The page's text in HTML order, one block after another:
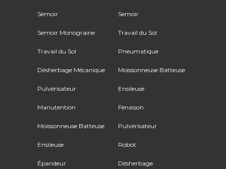
Semoir
Semoir Monograine
Travail du Sol
Désherbage Mécanique
Pulvérisateur
Manutention
Moissonneuse Batteuse
Ensileuse
Épandeur
Semoir
Travail du Sol
Pneumatique
Moissonneuse Batteuse
Ensileuse
Fenaison
Pulvérisateur
Robot
Désherbage